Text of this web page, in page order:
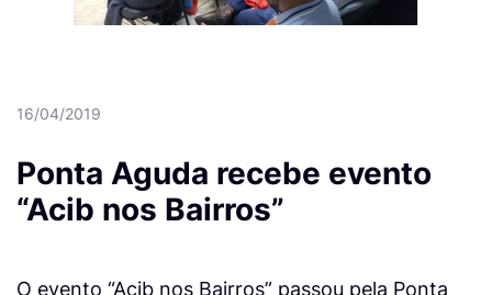
16/04/2019
Ponta Aguda recebe evento
“Acib nos Bairros”
O evento “Acib nos Bairros” passou pela Ponta